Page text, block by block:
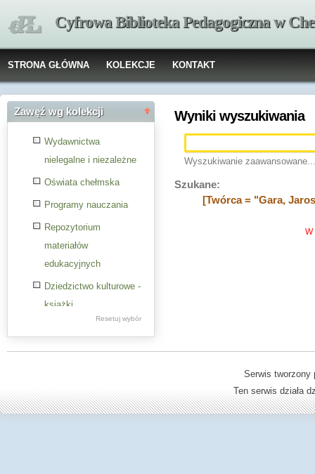
Cyfrowa Biblioteka Pedagogiczna w
STRONA GŁÓWNA KOLEKCJE KONTAKT
Zawęź wg kolekcji
Wydawnictwa
nielegalne i niezależne
Oświata chełmska
Programy nauczania
Repozytorium
materiałów
edukacyjnych
Dziedzictwo kulturowe -
książki
Resetuj wybór
Wyniki wyszukiwania
Wyszukiwanie zaawansowane...
Szukane:
[Twórca = "Gara,
W
Serwis
Ten serwis działa